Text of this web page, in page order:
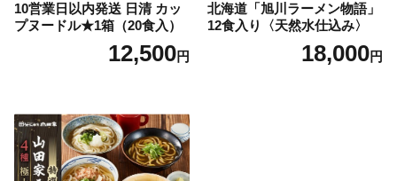
10営業日以内発送 日清 カッ
プヌードル★1箱（20食入）
12,500円
北海道「旭川ラーメン物語」
12食入り〈天然水仕込み〉
18,000円